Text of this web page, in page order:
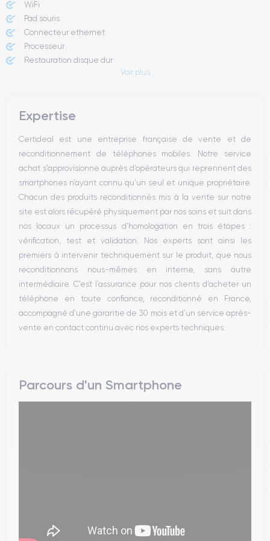
WiFi
Pad souris
Connecteur ethernet
Processeur
Restauration disque dur
Voir plus
Expertise
Certideal est une entreprise française de vente et de
reconditionnement de téléphones mobiles. Notre service
achat s’approvisionne auprès d’opérateurs qui reprennent des
smartphones n’ayant connu qu’un seul et unique propriétaire.
Chacun des produits reconditionnés mis à la vente sur notre
site est alors récupéré physiquement par nos soins et suit dans
nos locaux un processus d’homologation en trois étapes :
vérification, test et validation. Nos experts sont ainsi les
premiers à intervenir techniquement sur le produit, que nous
reconditionnons nous-mêmes en interne, sans autre
intermédiaire. C’est l’assurance pour nos clients d’acheter un
téléphone en toute confiance, reconditionné en France,
accompagné d’une garantie de 30 mois et d’un service après-
vente en contact continu avec nos experts techniques.
Parcours d'un Smartphone